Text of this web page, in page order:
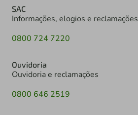
SAC
Informações, elogios e reclamações
0800 724 7220
Ouvidoria
Ouvidoria e reclamações
0800 646 2519